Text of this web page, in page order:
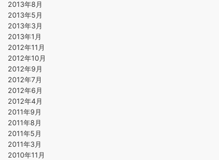
2013年8月
2013年5月
2013年3月
2013年1月
2012年11月
2012年10月
2012年9月
2012年7月
2012年6月
2012年4月
2011年9月
2011年8月
2011年5月
2011年3月
2010年11月